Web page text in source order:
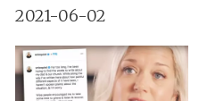
2021-06-02